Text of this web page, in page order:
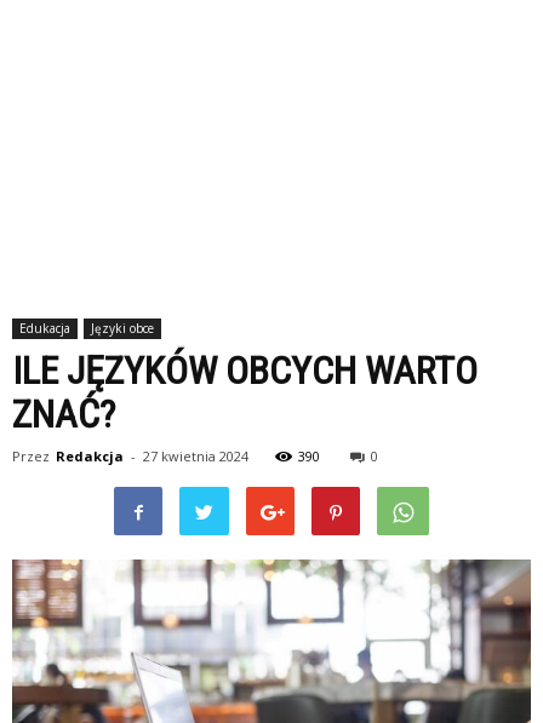
Edukacja Języki obce
ILE JĘZYKÓW OBCYCH WARTO
ZNAĆ?
Przez Redakcja - 27 kwietnia 2024 390 0